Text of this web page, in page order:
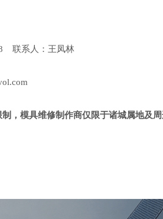
联系人：王凤林
，模具维修制作商仅限于诸城属地及